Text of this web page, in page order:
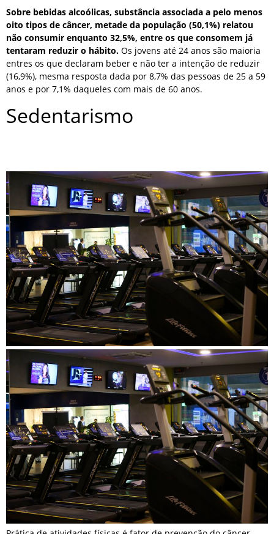
Sobre bebidas alcoólicas, substância associada a pelo menos
oito tipos de câncer, metade da população (50,1%) relatou
não consumir enquanto 32,5%, entre os que consomem já
tentaram reduzir o hábito. Os jovens até 24 anos são maioria
entres os que declaram beber e não ter a intenção de reduzir
(16,9%), mesma resposta dada por 8,7% das pessoas de 25 a 59
anos e por 7,1% daqueles com mais de 60 anos.
Sedentarismo